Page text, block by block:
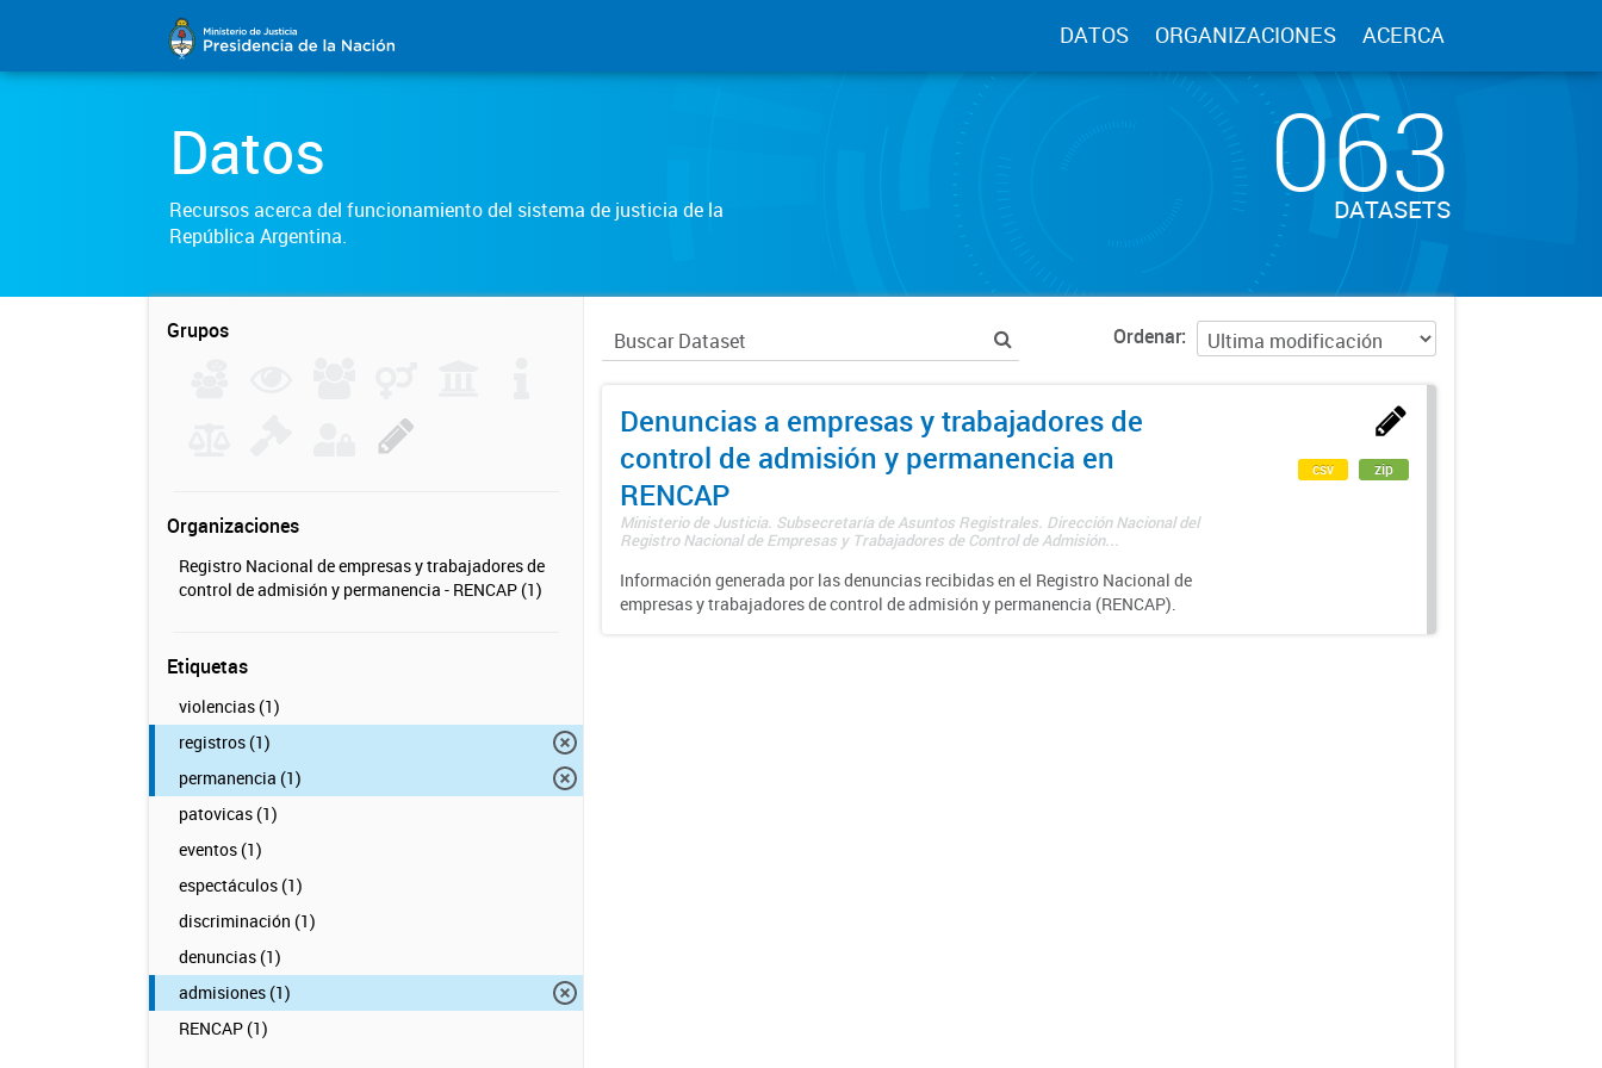
DATOS ORGANIZACIONES ACERCA
Datos
Recursos acerca del funcionamiento del sistema de justicia de la
República Argentina.
063
DATASETS
Grupos
Organizaciones
Registro Nacional de empresas y trabajadores de
control de admisión y permanencia - RENCAP (1)
Etiquetas
violencias (1)
registros (1)
permanencia (1)
patovicas (1)
eventos (1)
espectáculos (1)
discriminación (1)
denuncias (1)
admisiones (1)
RENCAP (1)
Ordenar
Denuncias a empresas y trabajadores de
control de admisión y permanencia en
RENCAP
Ministerio de Justicia. Subsecretaría de Asuntos Registrales. Dirección Nacional del
Registro Nacional de Empresas y Trabajadores de Control de Admisión...
Información generada por las denuncias recibidas en el Registro Nacional de
empresas y trabajadores de control de admisión y permanencia (RENCAP).
csv zip